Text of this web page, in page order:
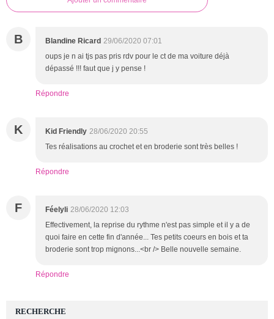
B Blandine Ricard 29/06/2020 07:01
oups je n ai tjs pas pris rdv pour le ct de ma voiture déjà
dépassé !!! faut que j y pense !
Répondre
K Kid Friendly 28/06/2020 20:55
Tes réalisations au crochet et en broderie sont très belles !
Répondre
F Féelyli 28/06/2020 12:03
Effectivement, la reprise du rythme n'est pas simple et il y a de
quoi faire en cette fin d'année... Tes petits coeurs en bois et ta
broderie sont trop mignons...<br /> Belle nouvelle semaine.
Répondre
RECHERCHE